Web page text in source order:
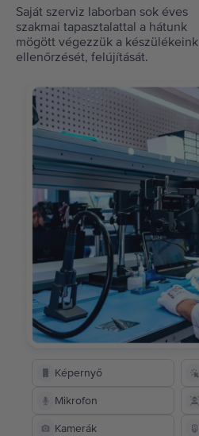
Saját szerviz laborban sok éves
szakmai tapasztalattal a hátunk
mögött végezzük a készülékeink
ellenőrzését, felújítását.
Képernyő
Mikrofon
Kamerák